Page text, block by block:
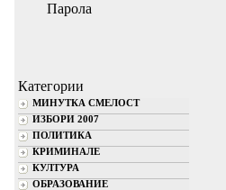
Парола
Категории
МИНУТКА СМЕЛОСТ
ИЗБОРИ 2007
ПОЛИТИКА
КРИМИНАЛЕ
КУЛТУРА
ОБРАЗОВАНИЕ